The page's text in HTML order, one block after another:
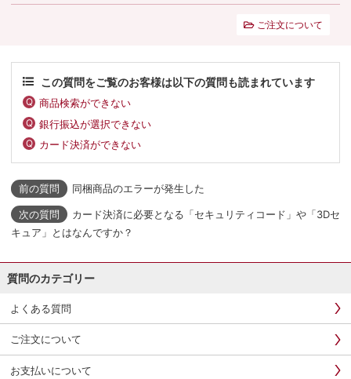
ご注文について
この質問をご覧のお客様は以下の質問も読まれています
商品検索ができない
銀行振込が選択できない
カード決済ができない
同梱商品のエラーが発生した
カード決済に必要となる「セキュリティコード」や「3Dセ
キュア」とはなんですか？
質問のカテゴリー
よくある質問
ご注文について
お支払いについて